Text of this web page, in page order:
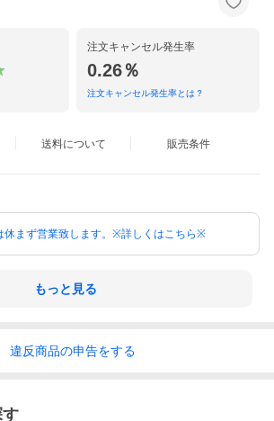
注文キャンセル発生率
0.26％
注文キャンセル発生率とは？
送料について 販売条件
休まず営業致します。※詳しくはこちら※
もっと見る
違反商品の申告をする